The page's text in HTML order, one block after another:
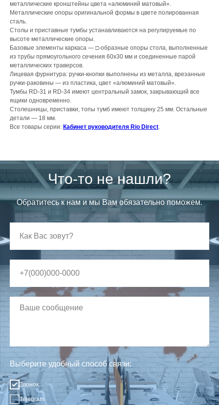
металлические кронштейны цвета «алюминий матовый».
Металлические опоры оригинальной формы в цвете полированная
сталь.
Столы и приставные тумбы устанавливаются на регулируемые по
высоте металлические опоры.
Базовые элементы каркаса — □-образные опоры стола, выполненные
из трубы прямоугольного сечения 60х30 мм и соединенные парой
металлических траверсов.
Лицевая фурнитура: ручки-кнопки выполнены из металла, врезанные
ручки-раковины — из пластика, цвет «алюминий матовый».
Тумбы RD-31 и RD-34 имеют центральный замок, закрывающий все
ящики одновременно.
Столешницы, приставки, топы тумб имеют толщину 25 мм. Остальные
детали — 18 мм.
Все товары серии: Кабинет руководителя Rio Direct.
Что-то не нашли?
Обратитесь к нам и мы Вам обязательно поможем.
Выберите удобный способ связи:
Звонок
Telegram